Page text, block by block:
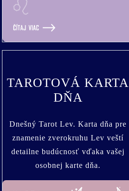
TAROTOVÁ KARTA
DŇA
Dnešný Tarot Lev. Karta dňa pre
znamenie zverokruhu Lev veští
detailne budúcnosť vďaka vašej
osobnej karte dňa.